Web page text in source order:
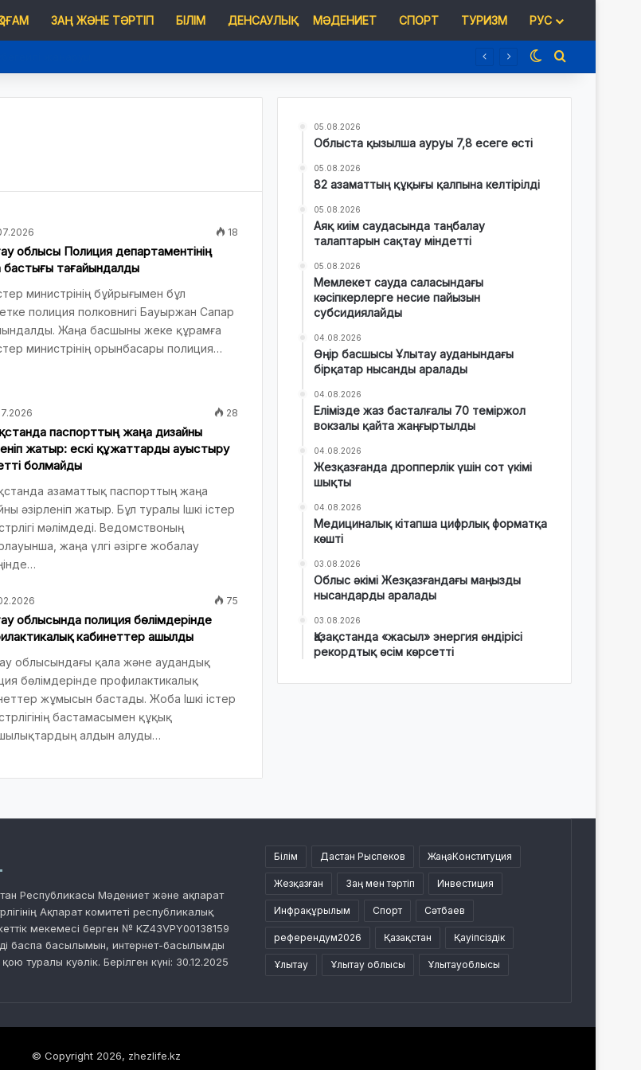
ЗАҢ ЖӘНЕ ТӘРТІП БІЛІМ ДЕНСАУЛЫҚ МӘДЕНИЕТ СПОРТ ТУРИЗМ РУС
Switch skin
Іздеу
18
облысы Полиция департаментінің
тағайындалды
министрінің бұйрығымен бұл
полиция полковнигі Бауыржан Сапар
Жаңа басшыны жеке құрамға
министрінің орынбасары полиция…
28
паспорттың жаңа дизайны
жатыр: ескі құжаттарды ауыстыру
болмайды
азаматтық паспорттың жаңа
әзірленіп жатыр. Бұл туралы Ішкі істер
мәлімдеді. Ведомствоның
жаңа үлгі әзірге жобалау
75
облысында полиция бөлімдерінде
кабинеттер ашылды
облысындағы қала және аудандық
бөлімдерінде профилактикалық
жұмысын бастады. Жоба Ішкі істер
бастамасымен құқық
алдын алуды…
05.08.2026
Облыста қызылша ауруы 7,8 есеге өсті
05.08.2026
82 азаматтың құқығы қалпына келтірілді
05.08.2026
Аяқ киім саудасында таңбалау
талаптарын сақтау міндетті
05.08.2026
Мемлекет сауда саласындағы
кәсіпкерлерге несие пайызын
субсидиялайды
04.08.2026
Өңір басшысы Ұлытау ауданындағы
бірқатар нысанды аралады
04.08.2026
Елімізде жаз басталғалы 70 теміржол
вокзалы қайта жаңғыртылды
04.08.2026
Жезқазғанда дропперлік үшін сот үкімі
шықты
04.08.2026
Медициналық кітапша цифрлық форматқа
көшті
03.08.2026
Облыс әкімі Жезқазғандағы маңызды
нысандарды аралады
03.08.2026
Қазақстанда «жасыл» энергия өндірісі
рекордтық өсім көрсетті
Республикасы Мәдениет және ақпарат
Ақпарат комитеті республикалық
мекемесі берген № KZ43VPY00138159
баспа басылымын, интернет-басылымды
туралы куәлік. Берілген күні: 30.12.2025
Білім Дастан Рыспеков ЖаңаКонституция
Жезқазған Заң мен тәртіп Инвестиция
Инфрақұрылым Спорт Сәтбаев
референдум2026 Қазақстан Қауіпсіздік
Ұлытау Ұлытау облысы Ұлытауоблысы
© Copyright 2026, zhezlife.kz